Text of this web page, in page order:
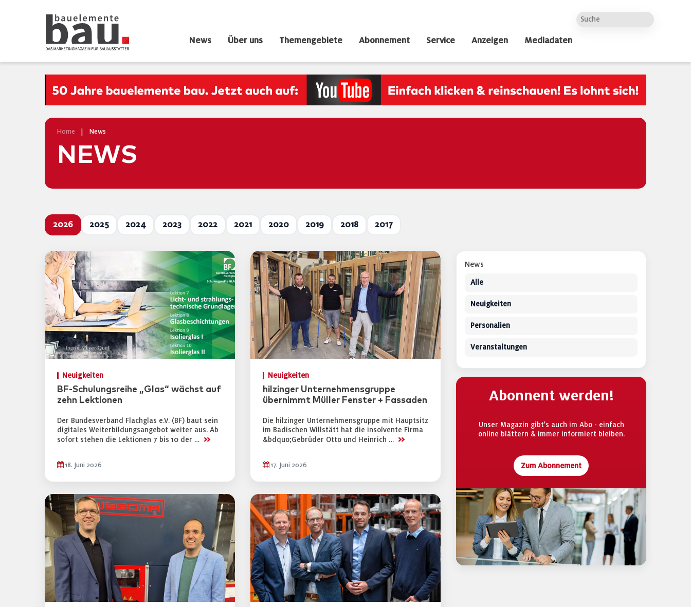
News Über uns Themengebiete Abonnement Service Anzeigen Mediadaten
Home News
NEWS
2026 2025 2024 2023 2022 2021 2020 2019 2018 2017
Neuigkeiten
BF-Schulungsreihe „Glas“ wächst auf
zehn Lektionen
Der Bundesverband Flachglas e.V. (BF) baut sein
digitales Weiterbildungsangebot weiter aus. Ab
sofort stehen die Lektionen 7 bis 10 der … >>
18. Juni 2026
Neuigkeiten
hilzinger Unternehmensgruppe
übernimmt Müller Fenster + Fassaden
Die hilzinger Unternehmensgruppe mit Hauptsitz
im Badischen Willstätt hat die insolvente Firma
&bdquo;Gebrüder Otto und Heinrich … >>
17. Juni 2026
News
Alle
Neuigkeiten
Personalien
Veranstaltungen
Abonnent werden!
Unser Magazin gibt's auch im Abo - einfach
online blättern & immer informiert bleiben.
Zum Abonnement